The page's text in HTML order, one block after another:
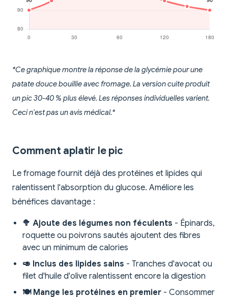
*Ce graphique montre la réponse de la glycémie pour une
patate douce bouillie avec fromage. La version cuite produit
un pic 30-40 % plus élevé. Les réponses individuelles varient.
Ceci n'est pas un avis médical.*
Comment aplatir le pic
Le fromage fournit déjà des protéines et lipides qui
ralentissent l'absorption du glucose. Améliore les
bénéfices davantage :
🥦 Ajoute des légumes non féculents - Épinards,
roquette ou poivrons sautés ajoutent des fibres
avec un minimum de calories
🥑 Inclus des lipides sains - Tranches d'avocat ou
filet d'huile d'olive ralentissent encore la digestion
🍽️ Mange les protéines en premier - Consommer